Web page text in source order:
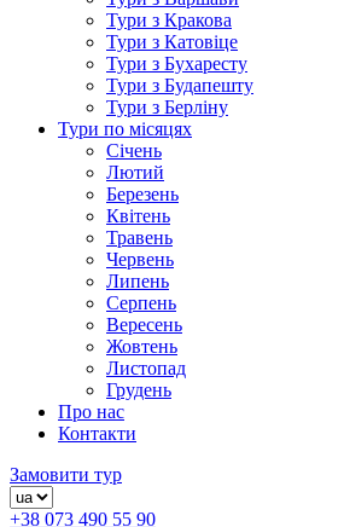
Тури з Кракова
Тури з Катовіце
Тури з Бухаресту
Тури з Будапешту
Тури з Берліну
Тури по місяцях
Січень
Лютий
Березень
Квітень
Травень
Червень
Липень
Серпень
Вересень
Жовтень
Листопад
Грудень
Про нас
Контакти
Замовити тур
+38 073 490 55 90